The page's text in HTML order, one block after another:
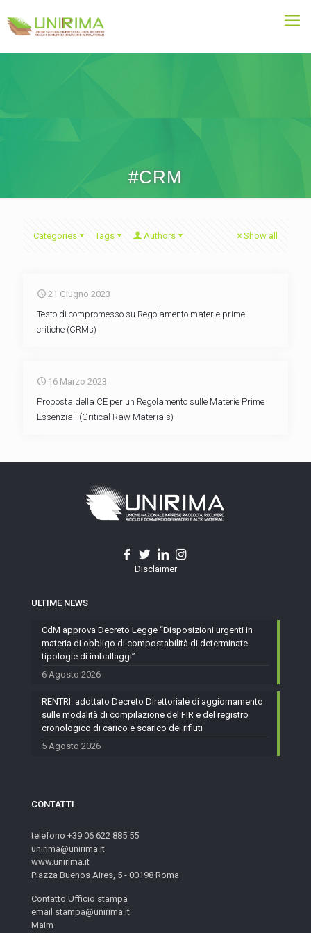
#CRM
Categories Tags Authors Show all
21 Giugno 2023
Testo di compromesso su Regolamento materie prime
critiche (CRMs)
16 Marzo 2023
Proposta della CE per un Regolamento sulle Materie Prime
Essenziali (Critical Raw Materials)
Disclaimer
ULTIME NEWS
CdM approva Decreto Legge “Disposizioni urgenti in
materia di obbligo di compostabilità di determinate
tipologie di imballaggi”
6 Agosto 2026
RENTRI: adottato Decreto Direttoriale di aggiornamento
sulle modalità di compilazione del FIR e del registro
cronologico di carico e scarico dei rifiuti
5 Agosto 2026
CONTATTI
telefono +39 06 622 885 55
unirima@unirima.it
www.unirima.it
Piazza Buenos Aires, 5 - 00198 Roma
Contatto Ufficio stampa
email stampa@unirima.it
Maim